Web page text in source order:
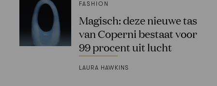
FASHION
Magisch: deze nieuwe tas
van Coperni bestaat voor
99 procent uit lucht
LAURA HAWKINS